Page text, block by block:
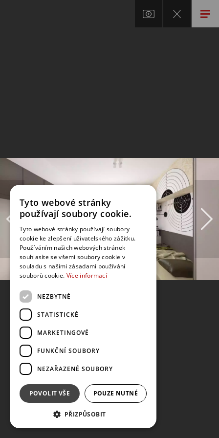
Tyto webové stránky
používají soubory cookie.
Tyto webové stránky používají soubory
cookie ke zlepšení uživatelského zážitku.
Používáním našich webových stránek
souhlasíte se všemi soubory cookie v
souladu s našimi zásadami používání
souborů cookie. Více informací
NEZBYTNÉ
STATISTICKÉ
MARKETINGOVÉ
FUNKČNÍ SOUBORY
NEZAŘAZENÉ SOUBORY
POVOLIT VŠE POUZE NUTNÉ
PŘIZPŮSOBIT